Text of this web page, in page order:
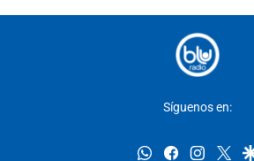
Síguenos en:
whatsappfacebook